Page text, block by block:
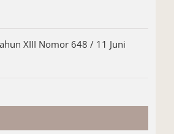
XIII Nomor 648 / 11 Juni